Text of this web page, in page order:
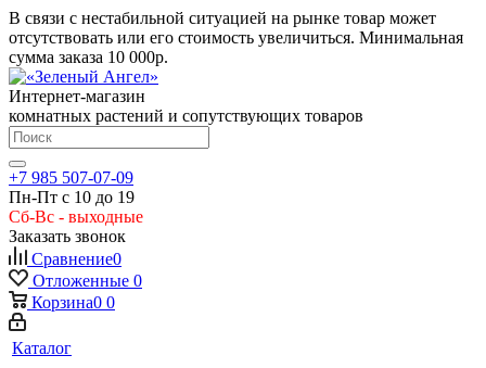
В связи с нестабильной ситуацией на рынке товар может
отсутствовать или его стоимость увеличиться. Минимальная
сумма заказа 10 000р.
Интернет-магазин
комнатных растений и сопутствующих товаров
+7 985 507-07-09
Пн-Пт с 10 до 19
Сб-Вс - выходные
Заказать звонок
Сравнение0
Отложенные 0
Корзина0 0
Каталог